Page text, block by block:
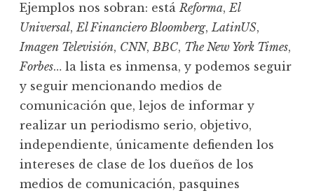
Ejemplos nos sobran: estáReforma,El
Universal,El Financiero Bloomberg,LatinUS,
Imagen Televisión, CNN,BBC, The New York Times,
Forbes… la lista es inmensa, y podemos seguir
y seguir mencionando medios de
comunicación que, lejos de informar y
realizar un periodismo serio, objetivo,
independiente, únicamente defienden los
intereses de clase de los dueños de los
medios de comunicación, pasquines